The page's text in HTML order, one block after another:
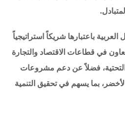
باعتبارها شريكاً استراتيجياً
في قطاعات الاقتصاد والتجارة
التحتية، فضلاً عن دعم مشروعات
الأخضر، بما يسهم في تحقيق التنمية